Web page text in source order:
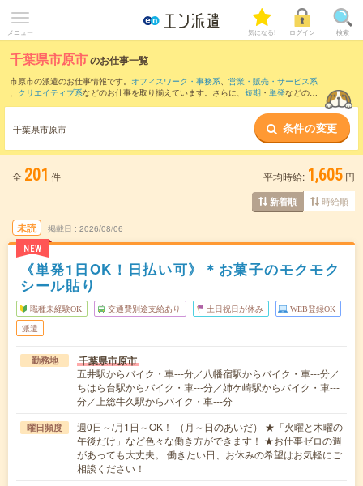
メニュー 気になる! ログイン 検索
千葉県市原市のお仕事一覧
市原市の派遣のお仕事情報です。 オフィスワーク・事務系、 営業・販売・サービス系
、 クリエイティブ系などのお仕事を取り揃えています。さらに、 短期 ・ 単発などの期
また、中央区・
など隣接エリアのお仕事もご確認いただけま
す。
千葉県市原市 条件の変更
全 201 件 平均時給: 1,605 円
新着順 時給順
未読
NEW
掲載日 2026/08/06
《単発1日OK！日払い可》＊お菓子のモクモク
シール貼り
職種未経験OK 交通費別途支給あり 土日祝日が休み WEB登録OK
派遣
勤務地 千葉県市原市
五井駅からバイク・車---分／八幡宿駅からバイク・車---分／
ちはら台駅からバイク・車---分／姉ケ崎駅からバイク・車---
分／上総牛久駅からバイク・車---分
曜日頻度
週0日～/月1日～OK！ （月～日のあいだ） ★「火曜と木曜の
午後だけ」など色々な働き方ができます！ ★お仕事ゼロの週
があっても大丈夫。 働きたい日、お休みの希望はお気軽にご
相談ください！